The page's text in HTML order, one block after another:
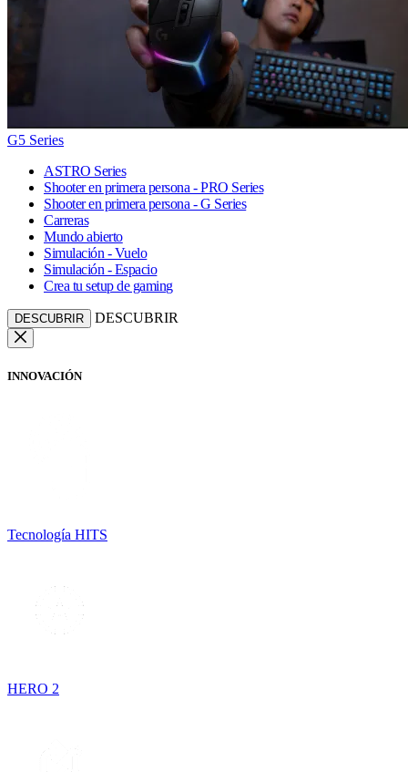
G5 Series
ASTRO Series
Shooter en primera persona - PRO Series
Shooter en primera persona - G Series
Carreras
Mundo abierto
Simulación - Vuelo
Simulación - Espacio
Crea tu setup de gaming
DESCUBRIR DESCUBRIR
INNOVACIÓN
Tecnología HITS
HERO 2